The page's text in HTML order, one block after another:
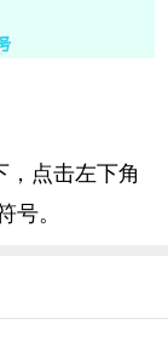
点击左下角
号。